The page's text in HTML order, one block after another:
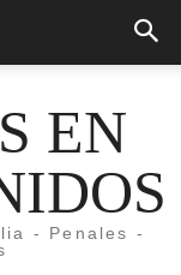
EN
- Penales -